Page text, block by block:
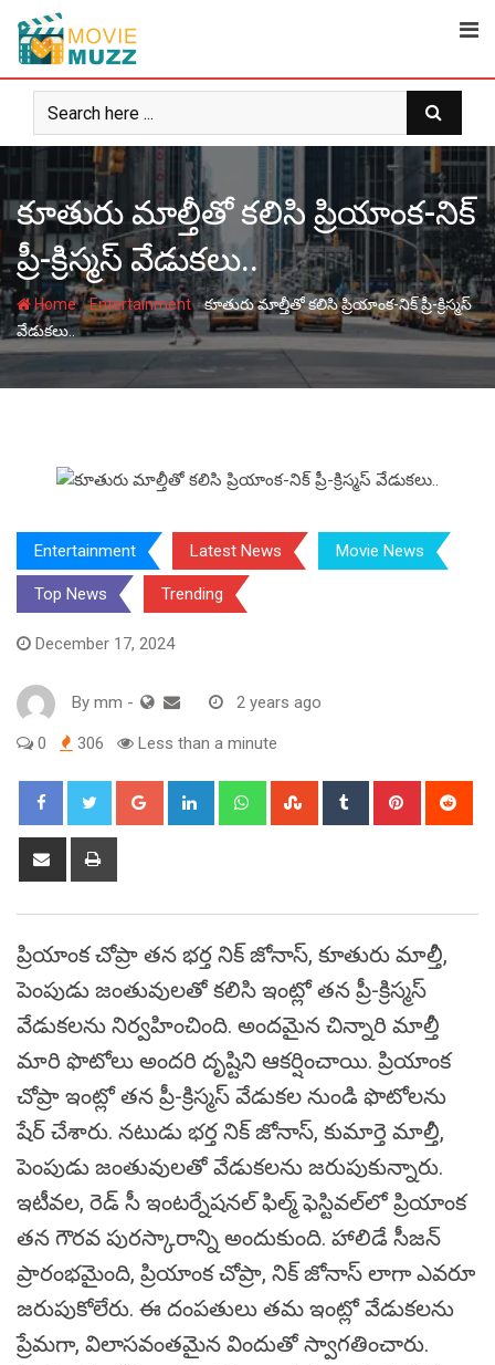
content
కూతురు మాల్తీతో కలిసి ప్రియాంక-నిక్
ప్రీ-క్రిస్మస్ వేడుకలు..
Home-Entertainment-కూతురు మాల్తీతో కలిసి ప్రియాంక-నిక్ ప్రీ-క్రిస్మస్
వేడుకలు..
Entertainment Latest News Movie News
Top News Trending
December 17, 2024
By mm - 2 years ago
0 306 Less than a minute
Google+ LinkedIn WhatsappStumbleUpon
Tumblr Pinterest
Share
ప్రియాంక చోప్రా తన భర్త నిక్ జోనాస్, కూతురు మాల్తీ,
పెంపుడు జంతువులతో కలిసి ఇంట్లో తన ప్రీ-క్రిస్మస్
వేడుకలను నిర్వహించింది. అందమైన చిన్నారి మాల్తీ
మారి ఫొటోలు అందరి దృష్టిని ఆకర్షించాయి. ప్రియాంక
చోప్రా ఇంట్లో తన ప్రీ-క్రిస్మస్ వేడుకల నుండి ఫొటోలను
షేర్ చేశారు. నటుడు భర్త నిక్ జోనాస్, కుమార్తె మాల్తీ,
పెంపుడు జంతువులతో వేడుకలను జరుపుకున్నారు.
ఇటీవల, రెడ్ సీ ఇంటర్నేషనల్ ఫిల్మ్ ఫెస్టివల్‌లో ప్రియాంక
తన గౌరవ పురస్కారాన్ని అందుకుంది. హాలిడే సీజన్
ప్రారంభమైంది, ప్రియాంక చోప్రా, నిక్ జోనాస్ లాగా ఎవరూ
జరుపుకోలేరు. ఈ దంపతులు తమ ఇంట్లో వేడుకలను
ప్రేమగా, విలాసవంతమైన విందుతో స్వాగతించారు.